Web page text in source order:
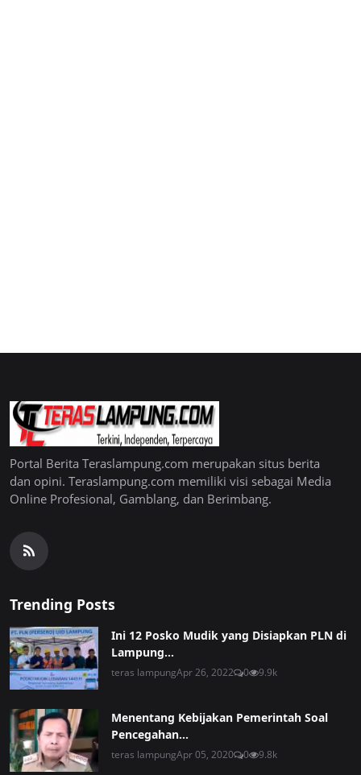
Portal Berita Teraslampung.com merupakan situs berita
dan opini. Teraslampung.com memiliki visi sebagai Media
Online Profesional, Gamblang, dan Berimbang.
Trending Posts
Ini 12 Posko Mudik yang Disiapkan PLN di
Lampung...
teras lampungApr 26, 2022 0 9.9k
Menentang Kebijakan Pemerintah Soal
Pencegahan...
teras lampungApr 05, 2020 0 9.8k